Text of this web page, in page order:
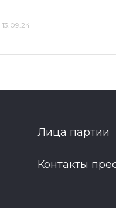
13.09.24
Лица партии
Контакты